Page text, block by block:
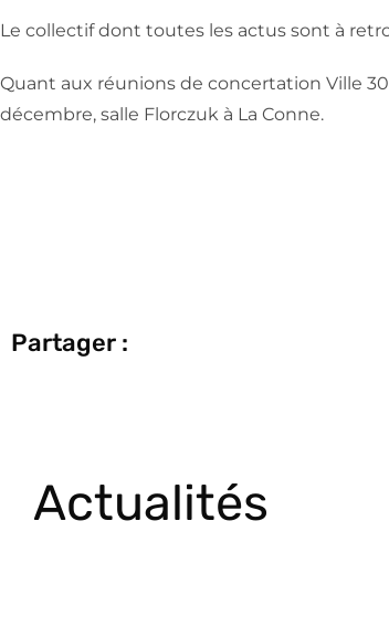
Le collectif dont toutes les actus sont à
Quant aux réunions de concertation Ville
décembre, salle Florczuk à La Conne.
Partager :
Actualités